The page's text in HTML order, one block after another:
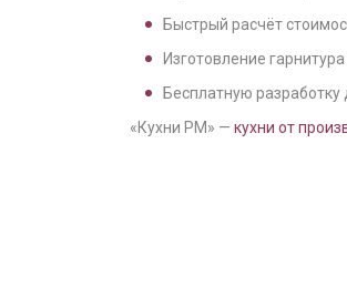
Быстрый расчёт
Изготовление гарнитура
Бесплатную разработку
«Кухни РМ» — кухни от